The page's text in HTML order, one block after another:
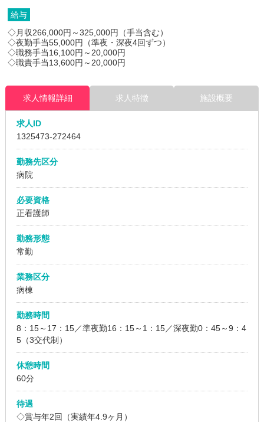
給与
◇月収266,000円～325,000円（手当含む）
◇夜勤手当55,000円（準夜・深夜4回ずつ）
◇職務手当16,100円～20,000円
◇職責手当13,600円～20,000円
求人情報詳細 求人特徴 施設概要
求人ID
1325473-272464
勤務先区分
病院
必要資格
正看護師
勤務形態
常勤
業務区分
病棟
勤務時間
8：15～17：15／準夜勤16：15～1：15／深夜勤0：45～9：4
5（3交代制）
休憩時間
60分
待遇
◇賞与年2回（実績年4.9ヶ月）